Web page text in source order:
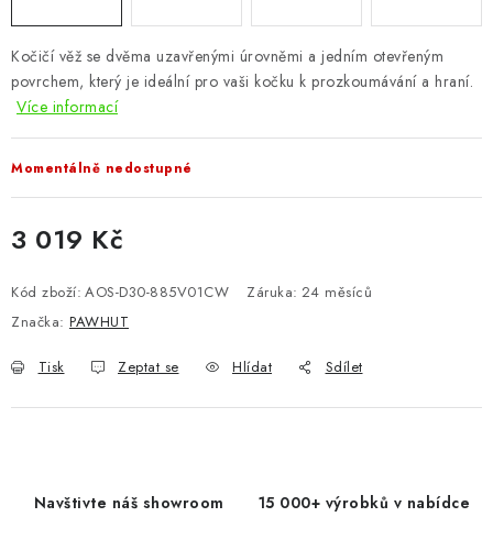
Vše o nákupu Info
Reklamace a odstoupení od smlouvy
Kontakty
Bonusový program NBM+ Blog
Kočičí věž se dvěma uzavřenými úrovněmi a jedním otevřeným
povrchem, který je ideální pro vaši kočku k prozkoumávání a hraní.
Více informací
Momentálně nedostupné
3 019 Kč
Kód zboží: AOS-D30-885V01CW Záruka: 24 měsíců
Značka: PAWHUT
Tisk Zeptat se Hlídat Sdílet
Navštivte náš showroom 15 000+ výrobků v nabídce